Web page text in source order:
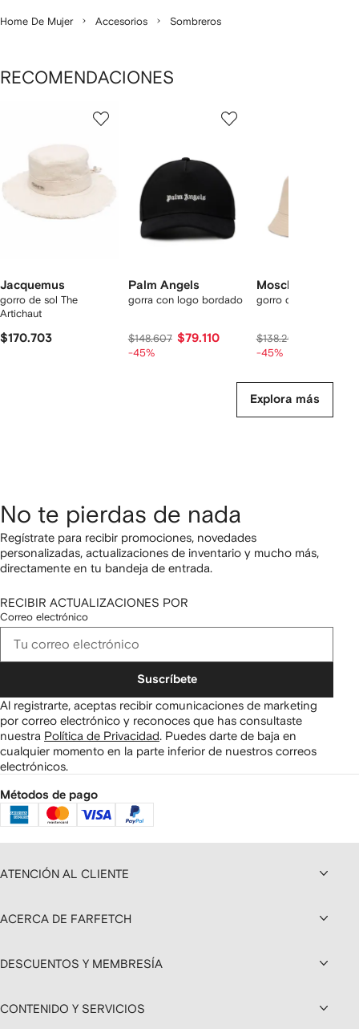
Home De Mujer Accesorios Sombreros
RECOMENDACIONES
Jacquemus
gorro de sol The
Artichaut
$170.703
Palm Angels
gorra con logo bordado
$148.607 $79.110
-45%
Moschino
gorro de pescador
$138.201
-45%
Explora más
No te pierdas de nada
Regístrate para recibir promociones, novedades
personalizadas, actualizaciones de inventario y mucho más,
directamente en tu bandeja de entrada.
RECIBIR ACTUALIZACIONES POR
Correo electrónico
Suscríbete
Al registrarte, aceptas recibir comunicaciones de marketing
por correo electrónico y reconoces que has consultaste
nuestra Política de Privacidad Puedes darte de baja en
cualquier momento en la parte inferior de nuestros correos
electrónicos.
Métodos de pago
ATENCIÓN AL CLIENTE
ACERCA DE FARFETCH
DESCUENTOS Y MEMBRESÍA
CONTENIDO Y SERVICIOS